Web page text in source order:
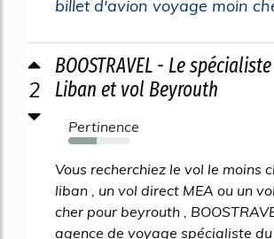
billet d'avion voyage moin
2
BOOSTRAVEL - Le
Liban et vol Beyrouth
Pertinence
46%
Vous recherchiez le vol le moins
liban , un vol direct MEA ou un
cher pour beyrouth ,
agence de voyage spécialiste